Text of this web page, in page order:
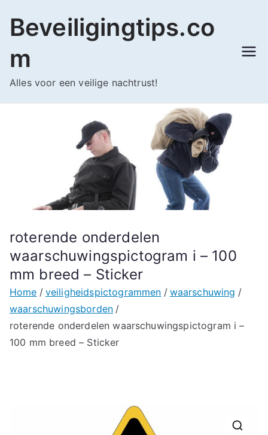
naar
inhoud
Beveiligingtips.co
m
Alles voor een veilige nachtrust!
roterende onderdelen
waarschuwingspictogram i – 100
mm breed – Sticker
Home veiligheidspictogrammen
waarschuwing
waarschuwingsborden
roterende onderdelen waarschuwingspictogram i –
100 mm breed – Sticker